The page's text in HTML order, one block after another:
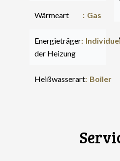
Wärmeart Gas
Energieträger
der Heizung
Heißwasserart Boiler